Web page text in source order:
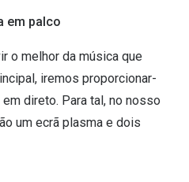
em palco
o melhor da música que
iremos proporcionar-
direto. Para tal, no nosso
um ecrã plasma e dois